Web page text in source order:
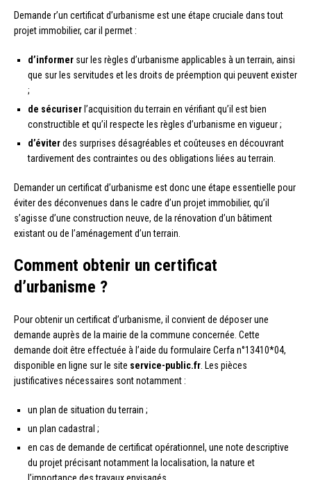
Demande r’un certificat d’urbanisme est une étape cruciale dans tout
projet immobilier, car il permet :
d’informer sur les règles d’urbanisme applicables à un terrain, ainsi
que sur les servitudes et les droits de préemption qui peuvent exister
;
de sécuriser l’acquisition du terrain en vérifiant qu’il est bien
constructible et qu’il respecte les règles d’urbanisme en vigueur ;
d’éviterdes surprises désagréables et coûteuses en découvrant
tardivement des contraintes ou des obligations liées au terrain.
Demander un certificat d’urbanisme est donc une étape essentielle pour
éviter des déconvenues dans le cadre d’un projet immobilier, qu’il
s’agisse d’une construction neuve, de la rénovation d’un bâtiment
existant ou de l’aménagement d’un terrain.
Comment obtenir un certificat
d’urbanisme ?
Pour obtenir un certificat d’urbanisme, il convient de déposer une
demande auprès de la mairie de la commune concernée. Cette
demande doit être effectuée à l’aide du formulaire Cerfa n°13410*04,
disponible en ligne sur le site service-public.fr. Les pièces
justificatives nécessaires sont notamment :
un plan de situation du terrain ;
un plan cadastral ;
en cas de demande de certificat opérationnel, une note descriptive
du projet précisant notamment la localisation, la nature et